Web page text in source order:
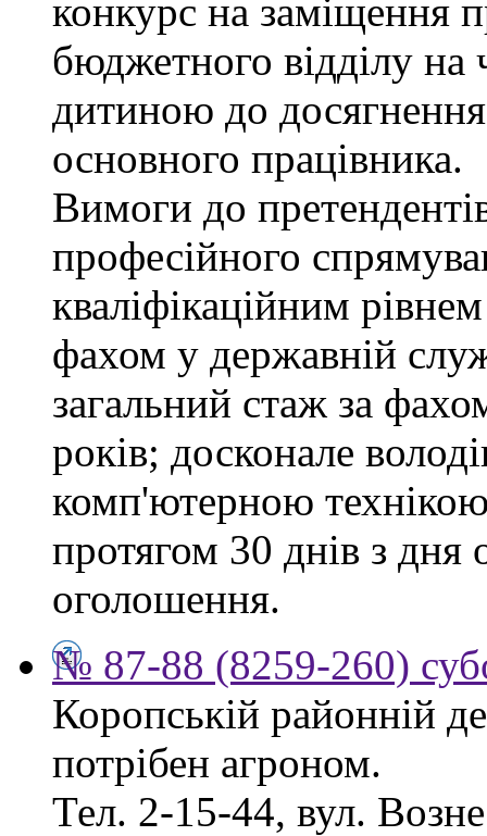
конкурс на заміщення
бюджетного відділу на
дитиною до
основного працівника.
Вимоги до
професійного
кваліфікаційним
фахом у державній
загальний стаж за
років; досконале
комп'ютерною
протягом 30 днів з дня
оголошення.
№ 87-88 (8259-260)
Коропській районній
потрібен агроном.
Тел. 2-15-44, вул.